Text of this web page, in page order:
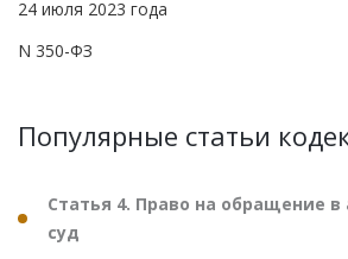
24 июля 2023 года
N 350-ФЗ
Популярные статьи
Статья 4. Право на обращение
суд